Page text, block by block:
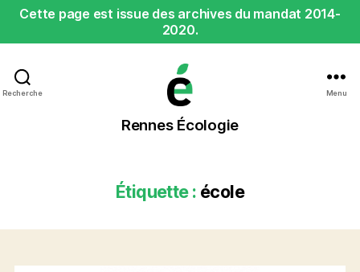
Cette page est issue des archives du mandat 2014-
2020.
Recherche
Rennes
Écologie
Rennes Écologie
Menu
Étiquette : école